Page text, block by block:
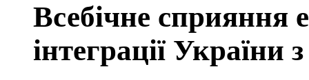
Всебічне сприяння
інтеграції